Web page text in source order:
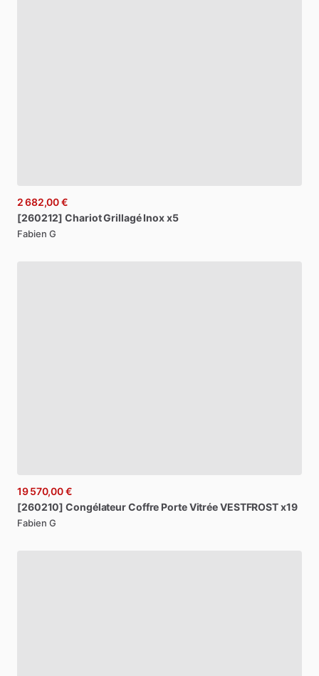
2 682,00 €
[260212] ChariotGrillagé Inoxx5
Fabien G
19 570,00 €
[260210] CongélateurCoffre PorteVitréeVESTFROSTx19
Fabien G